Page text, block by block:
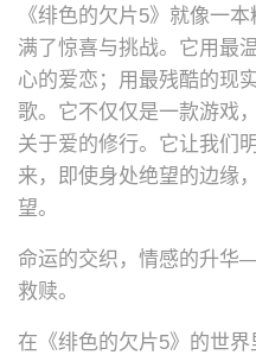
《绯色的欠片5》就像一
满了惊喜与挑战。它用最
心的爱恋；用最残酷的现
歌。它不仅仅是一款游戏
关于爱的修行。它让我们
来，即使身处绝望的边缘
望。
命运的交织，情感的升
救赎。
在《绯色的欠片5》的世